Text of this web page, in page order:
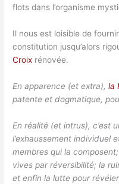
flots dans l’organisme
Il nous est loisible de
constitution jusqu’alors
Croix rénovée.
En apparence (et extra),la
patente et dogmatique,
En réalité (et intrus), c’est
l’exhaussement individuel
membres qui la
vives par réversibilité; la
et enfin la lutte pour